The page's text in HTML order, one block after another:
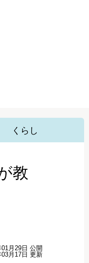
くらし
教
01月29日 公開
03月17日 更新